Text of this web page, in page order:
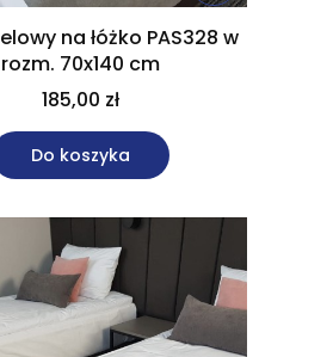
na łóżko PAS328 w
rozm. 70x140 cm
185,00 zł
Do koszyka